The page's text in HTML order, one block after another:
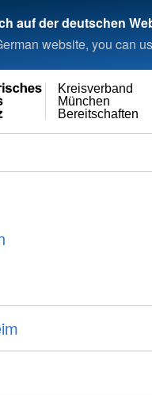
auf der deutschen
website, you can
Bereitschaften
München
Kreisverband